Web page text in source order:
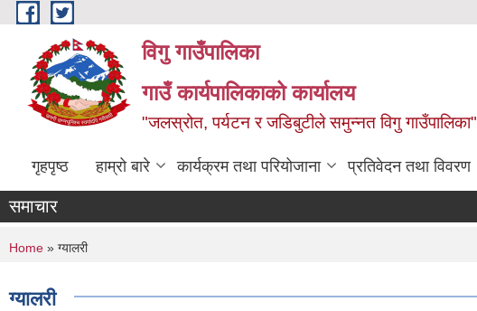
Skip to main content
विगु गाउँपालिका
गाउँ कार्यपालिकाको कार्यालय
"जलस्रोत, पर्यटन र जडिबुटीले समुन्नत विगु गाउँपालिका"
गृहपृष्ठ हाम्रो बारे कार्यक्रम तथा परियोजाना प्रतिवेदन तथा विवरण
समाचार
You are here
Home » ग्यालरी
ग्यालरी